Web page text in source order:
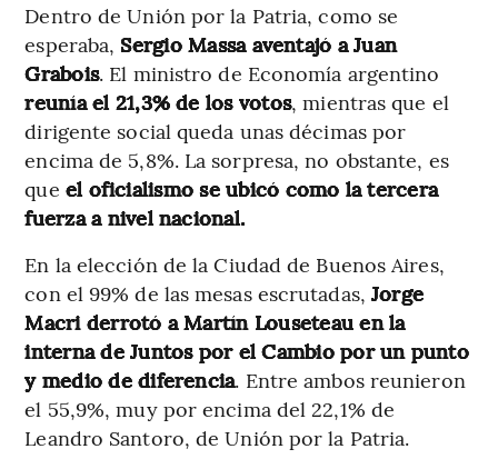
Dentro de Unión por la Patria, como se
esperaba, Sergio Massa aventajó a Juan
Grabois. El ministro de Economía argentino
reunía el 21,3% de los votos, mientras que el
dirigente social queda unas décimas por
encima de 5,8%. La sorpresa, no obstante, es
que el oficialismo se ubicó como la tercera
fuerza a nivel nacional.
En la elección de la Ciudad de Buenos Aires,
con el 99% de las mesas escrutadas, Jorge
Macri derrotó a Martín Louseteau en la
interna de Juntos por el Cambio por un punto
y medio de diferencia. Entre ambos reunieron
el 55,9%, muy por encima del 22,1% de
Leandro Santoro, de Unión por la Patria.